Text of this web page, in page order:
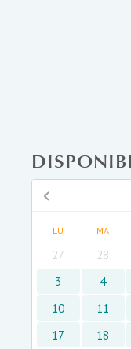
LU MA
27 28
3
4
10
11
17
18